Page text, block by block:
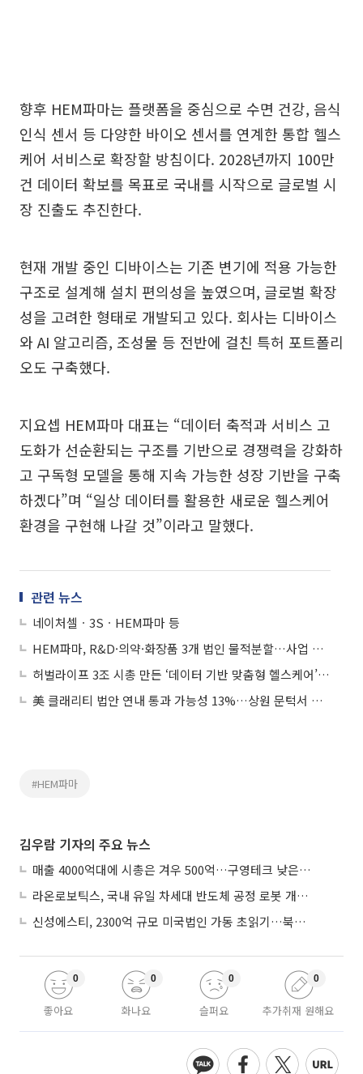
향후 HEM파마는 플랫폼을 중심으로 수면 건강, 음식
인식 센서 등 다양한 바이오 센서를 연계한 통합 헬스
케어 서비스로 확장할 방침이다. 2028년까지 100만
건 데이터 확보를 목표로 국내를 시작으로 글로벌 시
장 진출도 추진한다.
현재 개발 중인 디바이스는 기존 변기에 적용 가능한
구조로 설계해 설치 편의성을 높였으며, 글로벌 확장
성을 고려한 형태로 개발되고 있다. 회사는 디바이스
와 AI 알고리즘, 조성물 등 전반에 걸친 특허 포트폴리
오도 구축했다.
지요셉 HEM파마 대표는 “데이터 축적과 서비스 고
도화가 선순환되는 구조를 기반으로 경쟁력을 강화하
고 구독형 모델을 통해 지속 가능한 성장 기반을 구축
하겠다”며 “일상 데이터를 활용한 새로운 헬스케어
환경을 구현해 나갈 것”이라고 말했다.
관련 뉴스
네이처셀ㆍ3SㆍHEM파마 등
HEM파마, R&D·의약·화장품 3개 법인 물적분할…사업 전문성 강화
허벌라이프 3조 시총 만든 ‘데이터 기반 맞춤형 헬스케어’…국내선 HEM파마 눈길
美 클래리티 법안 연내 통과 가능성 13%…상원 문턱서 제동
#HEM파마
김우람 기자의 주요 뉴스
매출 4000억대에 시총은 겨우 500억…구영테크 낮은 몸값에 저가 승계 마무리
라온로보틱스, 국내 유일 차세대 반도체 공정 로봇 개발 ‘고객사 테스트 진행’
신성에스티, 2300억 규모 미국법인 가동 초읽기…북미 ESS 공략 본격화
좋아요
0
화나요
0
슬퍼요
0
추가취재 원해요
0